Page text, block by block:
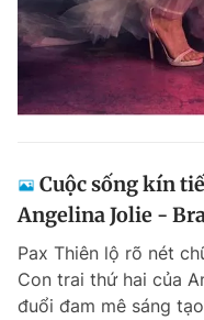
Cuộc sống kín
Angelina Jolie -
Pax Thiên lộ rõ nét
Con trai thứ hai của
đuổi đam mê sáng